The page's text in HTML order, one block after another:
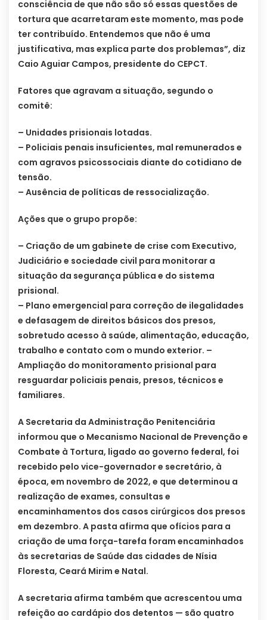
consciência de que não são só essas questões de
tortura que acarretaram este momento, mas pode
ter contribuído. Entendemos que não é uma
justificativa, mas explica parte dos problemas”, diz
Caio Aguiar Campos, presidente do CEPCT.
Fatores que agravam a situação, segundo o
comitê:
– Unidades prisionais lotadas.
– Policiais penais insuficientes, mal remunerados e
com agravos psicossociais diante do cotidiano de
tensão.
– Ausência de políticas de ressocialização.
Ações que o grupo propõe:
– Criação de um gabinete de crise com Executivo,
Judiciário e sociedade civil para monitorar a
situação da segurança pública e do sistema
prisional.
– Plano emergencial para correção de ilegalidades
e defasagem de direitos básicos dos presos,
sobretudo acesso à saúde, alimentação, educação,
trabalho e contato com o mundo exterior. –
Ampliação do monitoramento prisional para
resguardar policiais penais, presos, técnicos e
familiares.
A Secretaria da Administração Penitenciária
informou que o Mecanismo Nacional de Prevenção e
Combate à Tortura, ligado ao governo federal, foi
recebido pelo vice-governador e secretário, à
época, em novembro de 2022, e que determinou a
realização de exames, consultas e
encaminhamentos dos casos cirúrgicos dos presos
em dezembro. A pasta afirma que ofícios para a
criação de uma força-tarefa foram encaminhados
às secretarias de Saúde das cidades de Nísia
Floresta, Ceará Mirim e Natal.
A secretaria afirma também que acrescentou uma
refeição ao cardápio dos detentos — são quatro